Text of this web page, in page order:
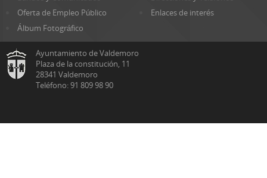
Oferta de Empleo Público
Enlaces de interés
Álbum Fotográfico
Ayuntamiento de Valdemoro
Plaza de la constitución, 11
28341 Valdemoro
Teléfono: 91 809 98 90